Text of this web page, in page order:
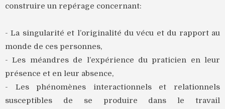
construire un repérage concernant:
- La singularité et l’originalité du vécu et du rapport au
monde de ces personnes,
- Les méandres de l’expérience du praticien en leur
présence et en leur absence,
- Les phénomènes interactionnels et relationnels
susceptibles de se produire dans le travail